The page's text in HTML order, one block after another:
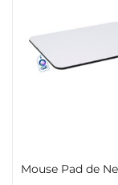
Mouse Pad de